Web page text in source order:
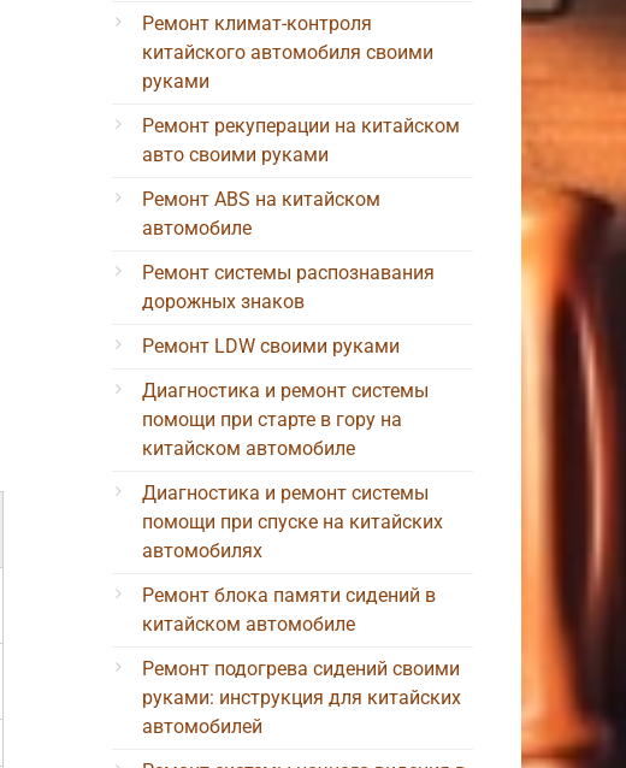
Ремонт климат-контроля
китайского автомобиля своими
руками
Ремонт рекуперации на китайском
авто своими руками
Ремонт ABS на китайском
автомобиле
Ремонт системы распознавания
дорожных знаков
Ремонт LDW своими руками
Диагностика и ремонт системы
помощи при старте в гору на
китайском автомобиле
Диагностика и ремонт системы
помощи при спуске на китайских
автомобилях
Ремонт блока памяти сидений в
китайском автомобиле
Ремонт подогрева сидений своими
руками: инструкция для китайских
автомобилей